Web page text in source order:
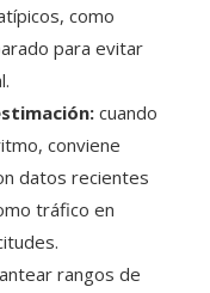
como
para evitar
cuando
conviene
datos recientes
tráfico en
rangos de